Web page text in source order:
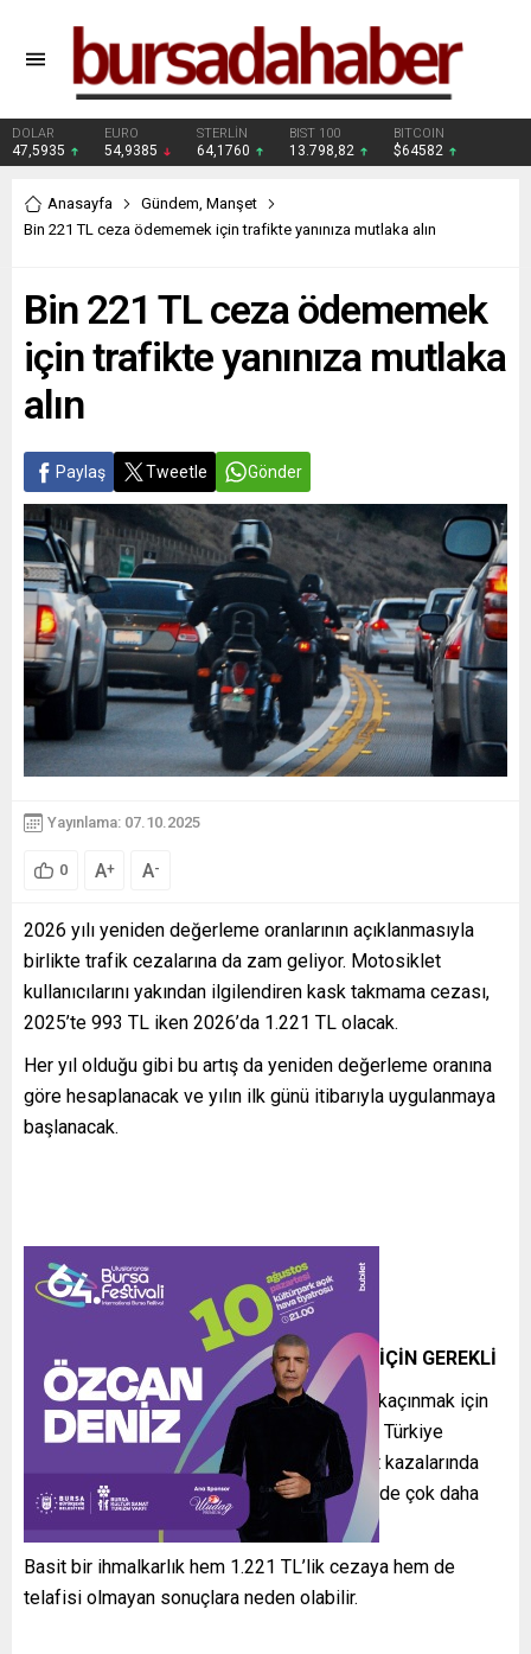
DOLAR
47,5935
EURO
54,9385
STERLİN
64,1760
BIST 100
13.798,82
BITCOIN
$64582
Anasayfa Gündem, Manşet
Bin 221 TL ceza ödememek için trafikte yanınıza mutlaka alın
Bin 221 TL ceza ödememek
için trafikte yanınıza mutlaka
alın
Paylaş Tweetle Gönder
Yayınlama: 07.10.2025
0 A+ A-
2026 yılı yeniden değerleme oranlarının açıklanmasıyla
birlikte trafik cezalarına da zam geliyor. Motosiklet
kullanıcılarını yakından ilgilendiren kask takmama cezası,
2025’te 993 TL iken 2026’da 1.221 TL olacak.
Her yıl olduğu gibi bu artış da yeniden değerleme oranına
göre hesaplanacak ve yılın ilk günü itibarıyla uygulanmaya
başlanacak.
KASK SADECE CEZA İÇİN DEĞİL, HAYAT İÇİN GEREKLİ
Uzmanlar, kaskın yalnızca para cezasından kaçınmak için
değil, hayati önem taşıdığına dikkat çekiyor. Türkiye
İstatistik Kurumu verilerine göre motosiklet kazalarında
can kaybı oranı, kask kullanmayan sürücülerde çok daha
Basit bir ihmalkarlık hem 1.221 TL’lik cezaya hem de
telafisi olmayan sonuçlara neden olabilir.